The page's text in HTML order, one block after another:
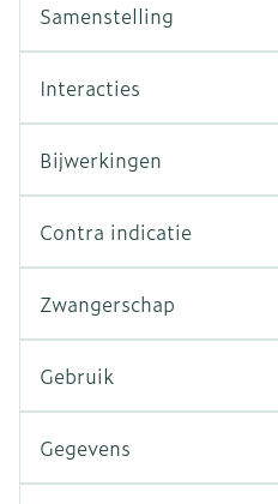
Samenstelling
Interacties
Bijwerkingen
Contra indicatie
Zwangerschap
Gebruik
Gegevens